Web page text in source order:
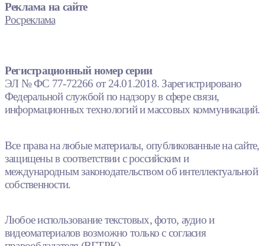
Реклама на сайте
Росреклама
Регистрационный номер серии
ЭЛ № ФС 77-72266 от 24.01.2018. Зарегистрировано
Федеральной службой по надзору в сфере связи,
информационных технологий и массовых коммуникаций.
Все права на любые материалы, опубликованные на сайте,
защищены в соответствии с российским и
международным законодательством об интеллектуальной
собственности.
Любое использование текстовых, фото, аудио и
видеоматериалов возможно только с согласия